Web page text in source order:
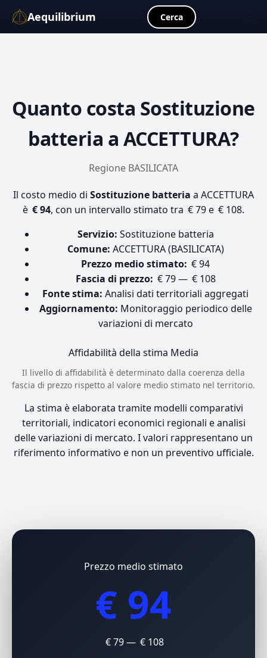
Aequilibrium Cerca
Quanto costa Sostituzione
batteria a ACCETTURA?
Regione BASILICATA
Il costo medio di Sostituzione batteria a ACCETTURA
è € 94, con un intervallo stimato tra € 79 e € 108.
Servizio: Sostituzione batteria
Comune: ACCETTURA (BASILICATA)
Prezzo medio stimato: € 94
Fascia di prezzo: € 79 — € 108
Fonte stima: Analisi dati territoriali aggregati
Aggiornamento: Monitoraggio periodico delle
variazioni di mercato
Affidabilità della stima Media
Il livello di affidabilità è determinato dalla coerenza della
fascia di prezzo rispetto al valore medio stimato nel territorio.
La stima è elaborata tramite modelli comparativi
territoriali, indicatori economici regionali e analisi
delle variazioni di mercato. I valori rappresentano un
riferimento informativo e non un preventivo ufficiale.
Prezzo medio stimato
€ 94
€ 79 — € 108